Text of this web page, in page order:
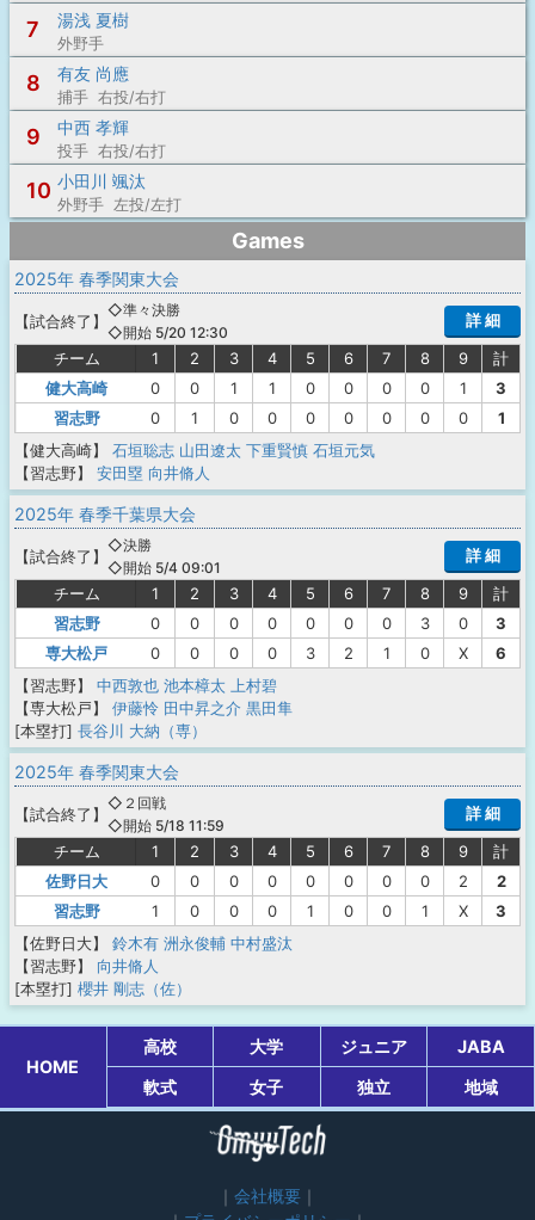
7 湯浅 夏樹
外野手
8 有友 尚應
捕手 右投/右打
9 中西 孝輝
投手 右投/右打
10 小田川 颯汰
外野手 左投/左打
Games
2025年 春季関東大会
【試合終了 】
◇準々決勝
◇開始 5/20 12:30
詳 細
チーム 1 2 3 4 5 6 7 8 9
計
健大高崎
0 0 1 1 0 0 0 0 1
3
習志野
0 1 0 0 0 0 0 0 0
1
【健大高崎】
石垣聡志 山田遼太 下重賢慎 石垣元気
【習志野】
安田塁 向井脩人
2025年 春季千葉県大会
【試合終了 】
◇決勝
◇開始 5/4 09:01
詳 細
チーム 1 2 3 4 5 6 7 8 9
計
習志野
0 0 0 0 0 0 0 3 0
3
専大松戸
0 0 0 0 3 2 1 0 X
6
【習志野】
中西敦也 池本樟太
上村碧
【専大松戸】
伊藤怜 田中昇之介 黒田隼
[本塁打] 長谷川 大納（専）
2025年 春季関東大会
【試合終了 】
◇２回戦
◇開始 5/18 11:59
詳 細
チーム 1 2 3 4 5 6 7 8 9
計
佐野日大
0 0 0 0 0 0 0 0 2
2
習志野
1 0 0 0 1 0 0 1 X
3
【佐野日大】
鈴木有 洲永俊輔 中村盛汰
【習志野】
向井脩人
[本塁打] 櫻井 剛志（佐）
HOME
高校 大学 ジュニア
JABA
軟式
女子 独立 地域
会社概要